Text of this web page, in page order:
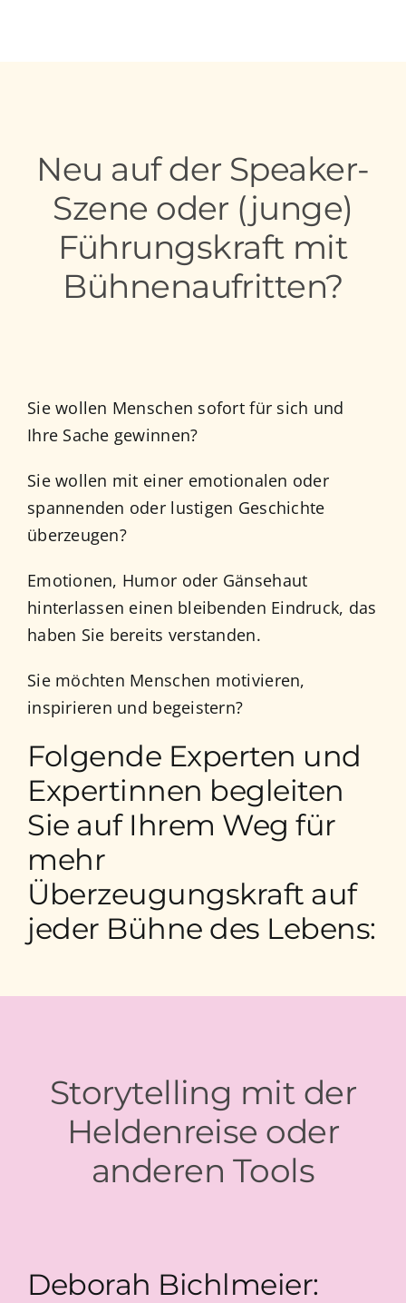
Neu auf der Speaker-
Szene oder (junge)
Führungskraft mit
Bühnenaufritten?
Sie wollen Menschen sofort für sich und
Ihre Sache gewinnen?
Sie wollen mit einer emotionalen oder
spannenden oder lustigen Geschichte
überzeugen?
Emotionen, Humor oder Gänsehaut
hinterlassen einen bleibenden Eindruck, das
haben Sie bereits verstanden.
Sie möchten Menschen motivieren,
inspirieren und begeistern?
Folgende Experten und
Expertinnen begleiten
Sie auf Ihrem Weg für
mehr
Überzeugungskraft auf
jeder Bühne des Lebens:
Storytelling mit der
Heldenreise oder
anderen Tools
Deborah Bichlmeier: